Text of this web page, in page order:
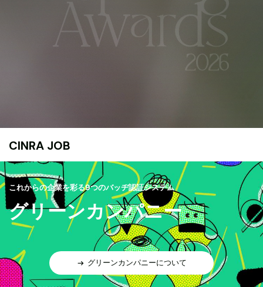
CINRA JOB
これからの企業を彩る9つのバッヂ認証システム
グリーンカンパニー
グリーンカンパニーについて